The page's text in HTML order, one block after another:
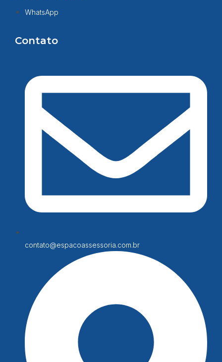
WhatsApp
Contato
contato@espacoassessoria.com.br